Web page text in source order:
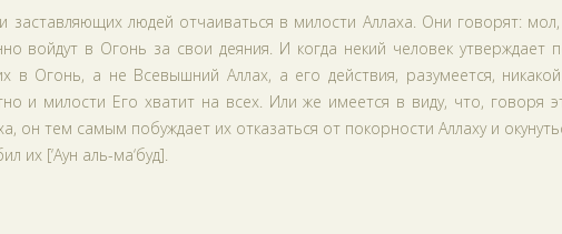
людей отчаиваться в милости Аллаха. Они говорят:
войдут в Огонь за свои деяния. И когда некий человек утверждает
в Огонь, а не Всевышний Аллах, а его действия, разумеется,
и милости Его хватит на всех. Или же имеется в виду, что, говоря
он тем самым побуждает их отказаться от покорности Аллаху и
их [‘Аун аль-ма‘буд].